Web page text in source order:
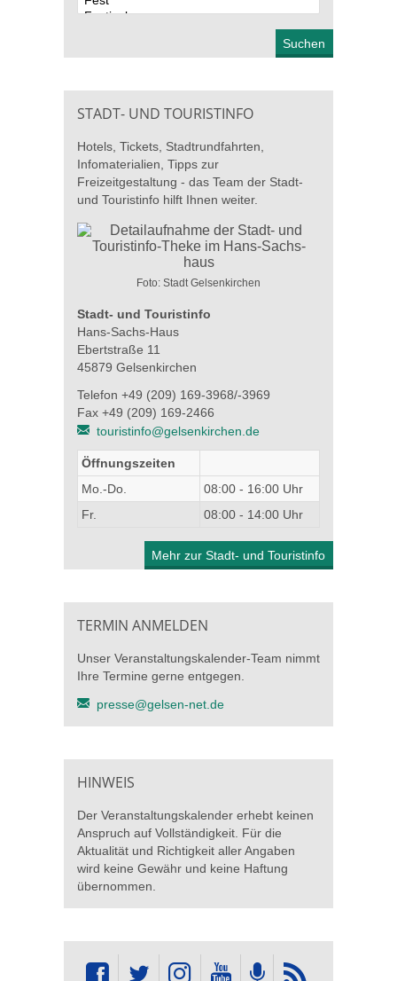
STADT- UND TOURISTINFO
Hotels, Tickets, Stadtrundfahrten,
Infomaterialien, Tipps zur
Freizeitgestaltung - das Team der Stadt-
und Touristinfo hilft Ihnen weiter.
Foto: Stadt Gelsenkirchen
Stadt- und Touristinfo
Hans-Sachs-Haus
Ebertstraße 11
45879 Gelsenkirchen
Telefon +49 (209) 169-3968/-3969
Fax +49 (209) 169-2466
touristinfo@gelsenkirchen.de
Öffnungszeiten
Mo.-Do.
08:00 - 16:00 Uhr
Fr.
08:00 - 14:00 Uhr
Mehr zur Stadt- und Touristinfo
TERMIN ANMELDEN
Unser Veranstaltungskalender-Team nimmt
Ihre Termine gerne entgegen.
presse@gelsen-net.de
HINWEIS
Der Veranstaltungskalender erhebt keinen
Anspruch auf Vollständigkeit. Für die
Aktualität und Richtigkeit aller Angaben
wird keine Gewähr und keine Haftung
übernommen.